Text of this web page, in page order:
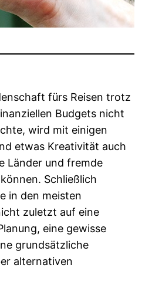
fürs Reisen trotz
Budgets nicht
wird mit einigen
etwas Kreativität auch
Länder und fremde
Schließlich
in den meisten
zuletzt auf eine
eine gewisse
grundsätzliche
alternativen